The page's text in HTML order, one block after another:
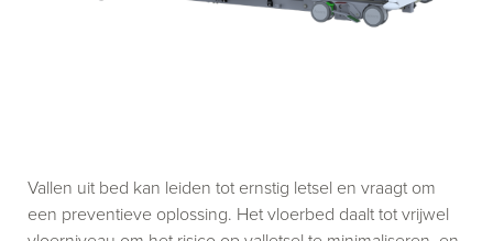
Vallen uit bed kan leiden tot ernstig letsel en vraagt om
een preventieve oplossing. Het vloerbed daalt tot vrijwel